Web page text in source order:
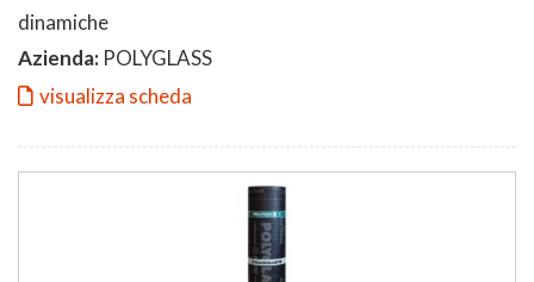
dinamiche
Azienda: POLYGLASS
visualizza scheda